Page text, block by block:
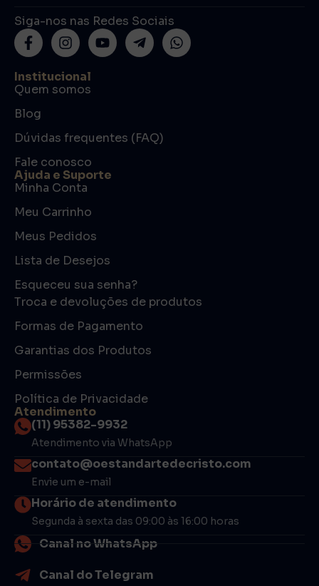
Siga-nos nas Redes Sociais
Institucional
Quem somos
Blog
Dúvidas frequentes (FAQ)
Fale conosco
Ajuda e Suporte
Minha Conta
Meu Carrinho
Meus Pedidos
Lista de Desejos
Esqueceu sua senha?
Troca e devoluções de produtos
Formas de Pagamento
Garantias dos Produtos
Permissões
Política de Privacidade
Atendimento
(11) 95382-9932
Atendimento via WhatsApp
contato@oestandartedecristo.com
Envie um e-mail
Horário de atendimento
Segunda à sexta das 09:00 às 16:00 horas
Canal no WhatsApp
Canal do Telegram